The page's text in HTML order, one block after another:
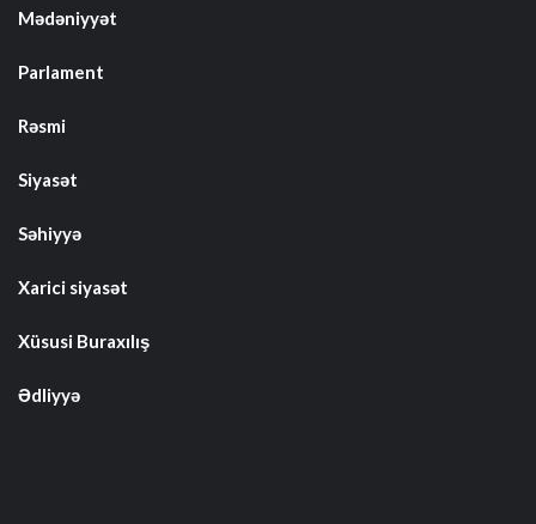
Mədəniyyət
Parlament
Rəsmi
Siyasət
Səhiyyə
Xarici siyasət
Xüsusi Buraxılış
Ədliyyə